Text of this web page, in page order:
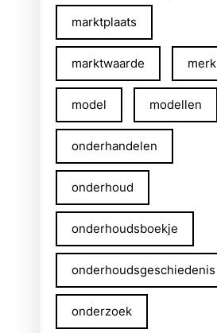
marktplaats
marktwaarde merk
model modellen
onderhandelen
onderhoud
onderhoudsboekje
onderhoudsgeschiedenis
onderzoek